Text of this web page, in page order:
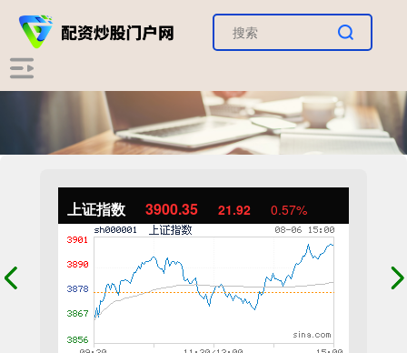
上证指数 3900.35 21.92 0.57%